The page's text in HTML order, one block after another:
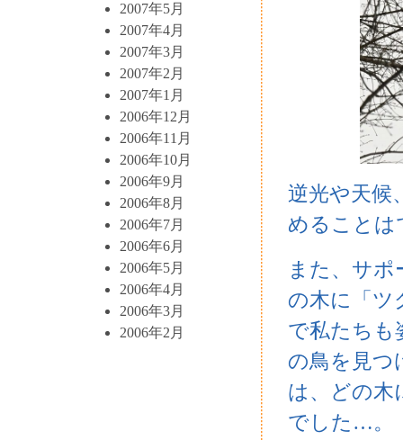
2007年5月
2007年4月
2007年3月
2007年2月
2007年1月
2006年12月
2006年11月
2006年10月
2006年9月
2006年8月
2006年7月
2006年6月
2006年5月
2006年4月
2006年3月
2006年2月
逆光や天候
めることは
また、サ
の木に「ツ
で私たちも
の鳥を見
は、どの木
でした…。